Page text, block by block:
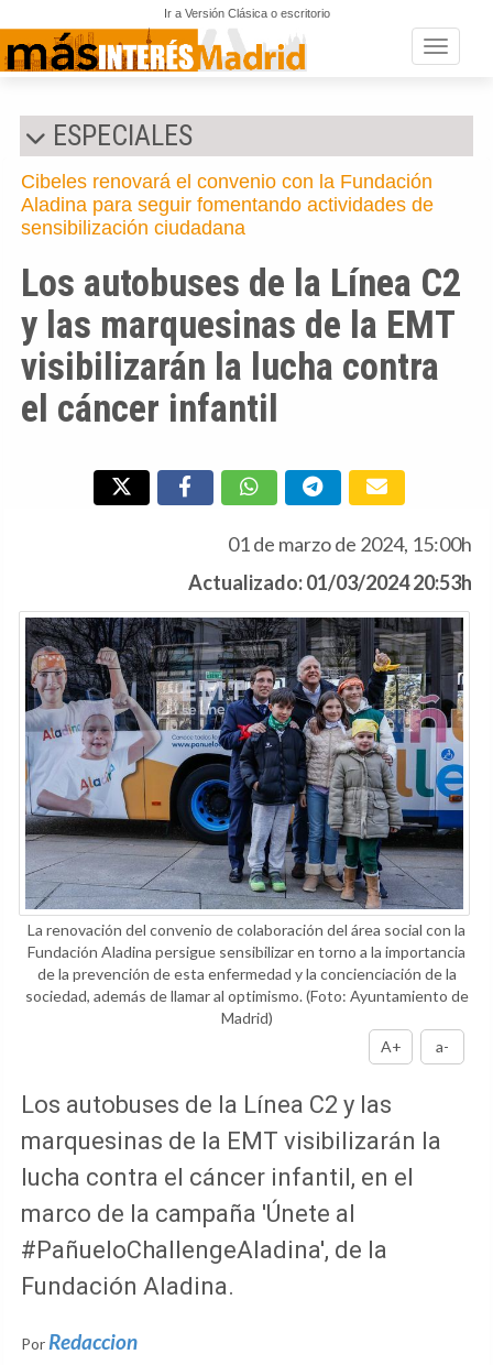
Ir a Versión Clásica o escritorio
Toggle
ESPECIALES
Cibeles renovará el convenio con la Fundación
Aladina para seguir fomentando actividades de
sensibilización ciudadana
Los autobuses de la Línea C2
y las marquesinas de la EMT
visibilizarán la lucha contra
el cáncer infantil
01 de marzo de 2024, 15:00h
Actualizado: 01/03/2024 20:53h
La renovación del convenio de colaboración del área social con la
Fundación Aladina persigue sensibilizar en torno a la importancia
de la prevención de esta enfermedad y la concienciación de la
sociedad, además de llamar al optimismo.(Foto: Ayuntamiento de
Madrid)
A+
a-
Los autobuses de la Línea C2 y las
marquesinas de la EMT visibilizarán la
lucha contra el cáncer infantil, en el
marco de la campaña 'Únete al
#PañueloChallengeAladina', de la
Fundación Aladina.
Por Redaccion